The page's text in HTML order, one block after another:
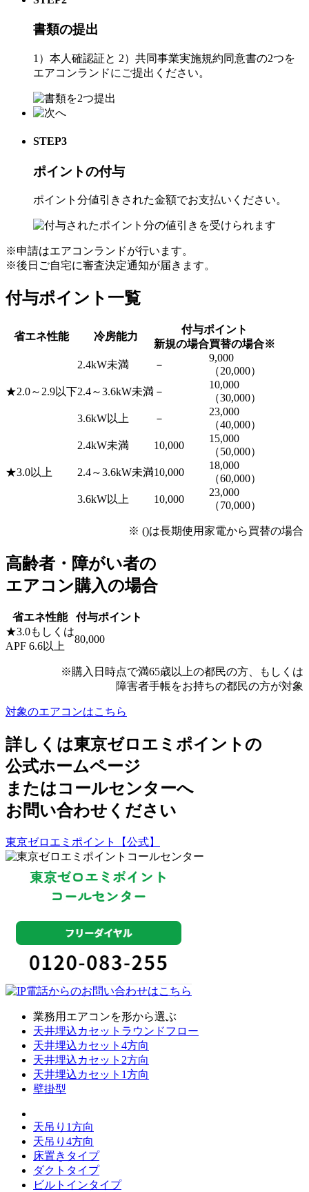
書類の提出
1）本人確認証と 2）共同事業実施規約同意書の2つを
エアコンランドにご提出ください。
STEP3
ポイントの付与
ポイント分値引きされた金額でお支払いください。
※申請はエアコンランドが行います。
※後日ご自宅に審査決定通知が届きます。
付与ポイント一覧
省エネ性能 冷房能力
付与ポイント
新規の場合買替の場合※
★2.0～2.9以下
2.4kW未満 －
9,000
（20,000）
2.4～3.6kW未満 －
10,000
（30,000）
3.6kW以上
－
23,000
（40,000）
★3.0以上
2.4kW未満 10,000
15,000
（50,000）
2.4～3.6kW未満10,000
18,000
（60,000）
3.6kW以上
10,000
23,000
（70,000）
※ ()は長期使用家電から買替の場合
高齢者・障がい者の
エアコン購入の場合
省エネ性能
付与ポイント
★3.0もしくは
APF 6.6以上
80,000
※購入日時点で満65歳以上の都民の方、もしくは
障害者手帳をお持ちの都民の方が対象
対象のエアコンはこちら
詳しくは東京ゼロエミポイントの
公式ホームページ
またはコールセンターへ
お問い合わせください
東京ゼロエミポイント【公式】
業務用エアコンを形から選ぶ
天井埋込カセットラウンドフロー
天井埋込カセット4方向
天井埋込カセット2方向
天井埋込カセット1方向
壁掛型
天吊り1方向
天吊り4方向
床置きタイプ
ダクトタイプ
ビルトインタイプ